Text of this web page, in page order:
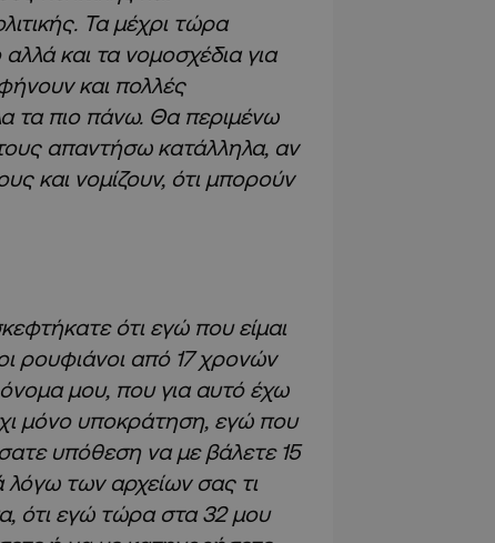
Τα μέχρι τώρα
και τα νομοσχέδια για
και πολλές
τα πιο πάνω. Θα περιμένω
απαντήσω κατάλληλα, αν
και νομίζουν, ότι μπορούν
ότι εγώ που είμαι
ρουφιάνοι από 17 χρονών
μου, που για αυτό έχω
μόνο υποκράτηση, εγώ που
υπόθεση να με βάλετε 15
των αρχείων σας τι
ότι εγώ τώρα στα 32 μου